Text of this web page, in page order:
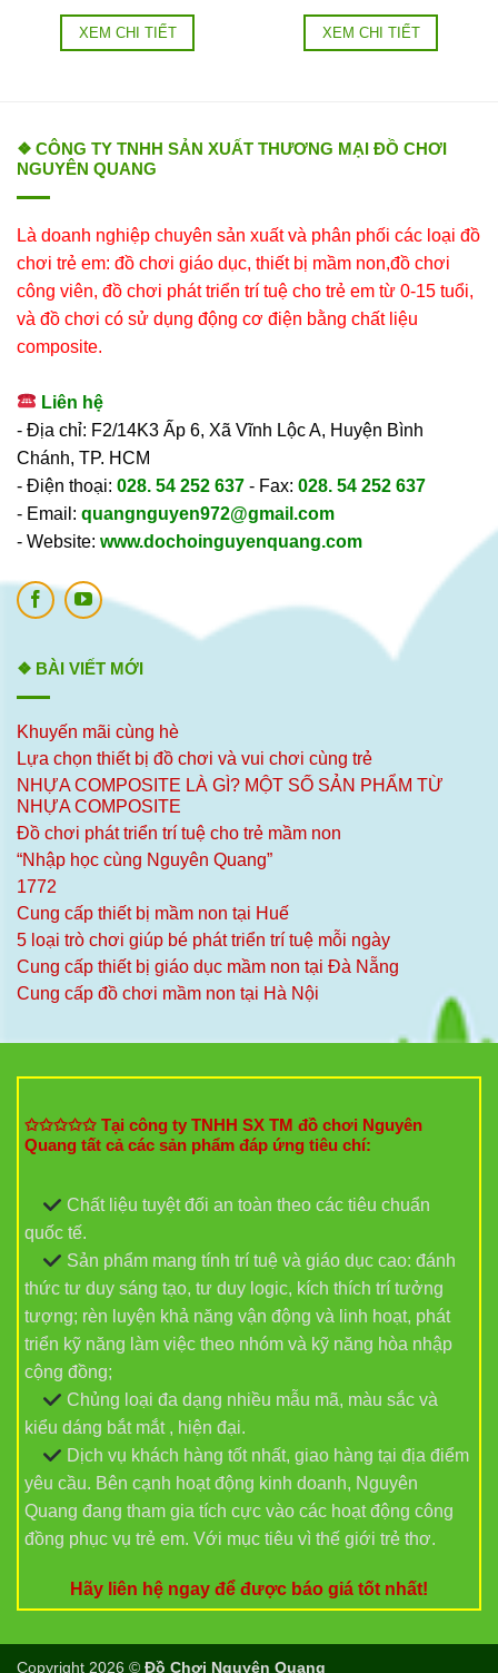
XEM CHI TIẾT XEM CHI TIẾT
❖ CÔNG TY TNHH SẢN XUẤT THƯƠNG MẠI ĐỒ CHƠI
NGUYÊN QUANG
Là doanh nghiệp chuyên sản xuất và phân phối các loại đồ
chơi trẻ em: đồ chơi giáo dục, thiết bị mầm non,đồ chơi
công viên, đồ chơi phát triển trí tuệ cho trẻ em từ 0-15 tuổi,
và đồ chơi có sử dụng động cơ điện bằng chất liệu
composite.
Liên hệ
- Địa chỉ: F2/14K3 Ấp 6, Xã Vĩnh Lộc A, Huyện Bình
Chánh, TP. HCM
- Điện thoại: 028. 54 252 637 - Fax: 028. 54 252 637
- Email: quangnguyen972@gmail.com
- Website: www.dochoinguyenquang.com
❖ BÀI VIẾT MỚI
Khuyến mãi cùng hè
Lựa chọn thiết bị đồ chơi và vui chơi cùng trẻ
NHỰA COMPOSITE LÀ GÌ? MỘT SỐ SẢN PHẨM TỪ
NHỰA COMPOSITE
Đồ chơi phát triển trí tuệ cho trẻ mầm non
“Nhập học cùng Nguyên Quang”
1772
Cung cấp thiết bị mầm non tại Huế
5 loại trò chơi giúp bé phát triển trí tuệ mỗi ngày
Cung cấp thiết bị giáo dục mầm non tại Đà Nẵng
Cung cấp đồ chơi mầm non tại Hà Nội
✩✩✩✩✩ Tại công ty TNHH SX TM đồ chơi Nguyên
Quang tất cả các sản phẩm đáp ứng tiêu chí:
Chất liệu tuyệt đối an toàn theo các tiêu chuẩn
quốc tế.
Sản phẩm mang tính trí tuệ và giáo dục cao: đánh
thức tư duy sáng tạo, tư duy logic, kích thích trí tưởng
tượng; rèn luyện khả năng vận động và linh hoạt, phát
triển kỹ năng làm việc theo nhóm và kỹ năng hòa nhập
cộng đồng;
Chủng loại đa dạng nhiều mẫu mã, màu sắc và
kiểu dáng bắt mắt , hiện đại.
Dịch vụ khách hàng tốt nhất, giao hàng tại địa điểm
yêu cầu. Bên cạnh hoạt động kinh doanh, Nguyên
Quang đang tham gia tích cực vào các hoạt động công
đồng phục vụ trẻ em. Với mục tiêu vì thế giới trẻ thơ.
Hãy liên hệ ngay để được báo giá tốt nhất!
Copyright 2026 © Đồ Chơi Nguyên Quang